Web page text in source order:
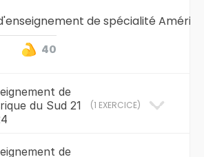
de spécialité
40
de
du Sud 21
(1 EXERCICE)
de